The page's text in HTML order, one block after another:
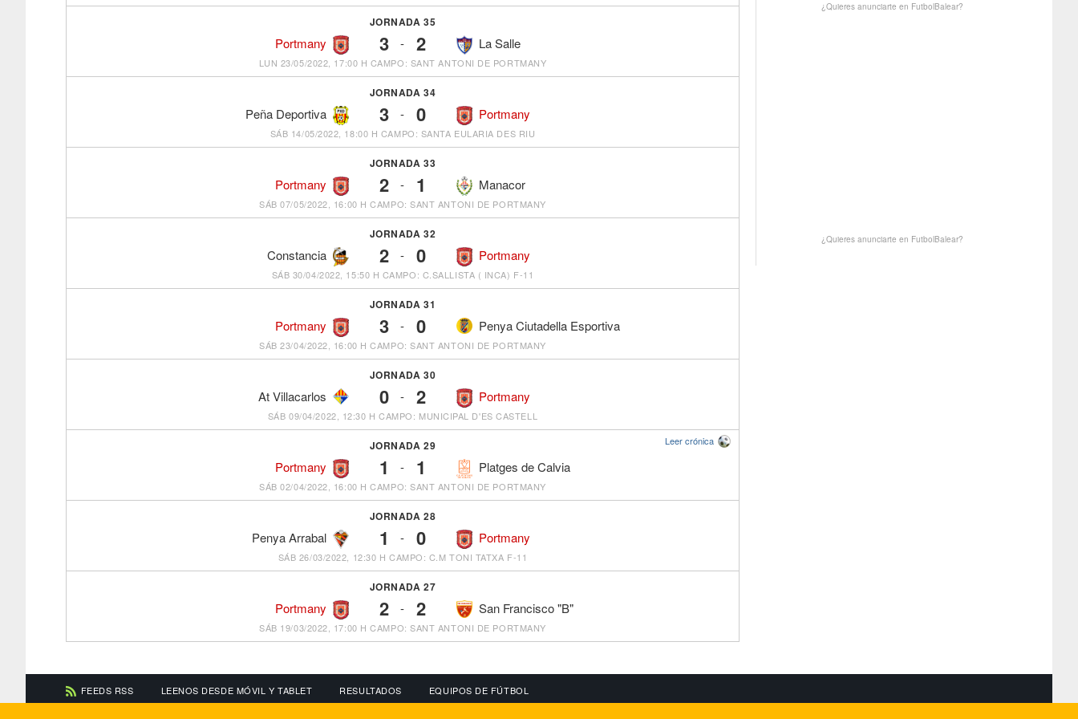
JORNADA 35
Portmany 3 - La Salle
2
LUN 23/05/2022, 17:00 H CAMPO: SANT ANTONI DE PORTMANY
JORNADA 34
Peña Deportiva 3 - Portmany
0
SÁB 14/05/2022, 18:00 H CAMPO: SANTA EULARIA DES RIU
JORNADA 33
Portmany 2 - Manacor
1
SÁB 07/05/2022, 16:00 H CAMPO: SANT ANTONI DE PORTMANY
JORNADA 32
Constancia 2 - Portmany
0
SÁB 30/04/2022, 15:50 H CAMPO: C.SALLISTA ( INCA) F-11
JORNADA 31
Portmany 3 - Penya Ciutadella Esportiva
0
SÁB 23/04/2022, 16:00 H CAMPO: SANT ANTONI DE PORTMANY
JORNADA 30
At Villacarlos 0 - Portmany
2
SÁB 09/04/2022, 12:30 H CAMPO: MUNICIPAL D'ES CASTELL
JORNADA 29
Portmany 1 - Platges de Calvia
1
SÁB 02/04/2022, 16:00 H CAMPO: SANT ANTONI DE PORTMANY
Leer crónica
JORNADA 28
Penya Arrabal 1 - Portmany
0
SÁB 26/03/2022, 12:30 H CAMPO: C.M TONI TATXA F-11
JORNADA 27
Portmany 2 - San Francisco "B"
2
SÁB 19/03/2022, 17:00 H CAMPO: SANT ANTONI DE PORTMANY
¿Quieres anunciarte en FutbolBalear?
¿Quieres anunciarte en FutbolBalear?
FEEDS RSS LEENOS DESDE MÓVIL Y TABLET RESULTADOS EQUIPOS DE FÚTBOL